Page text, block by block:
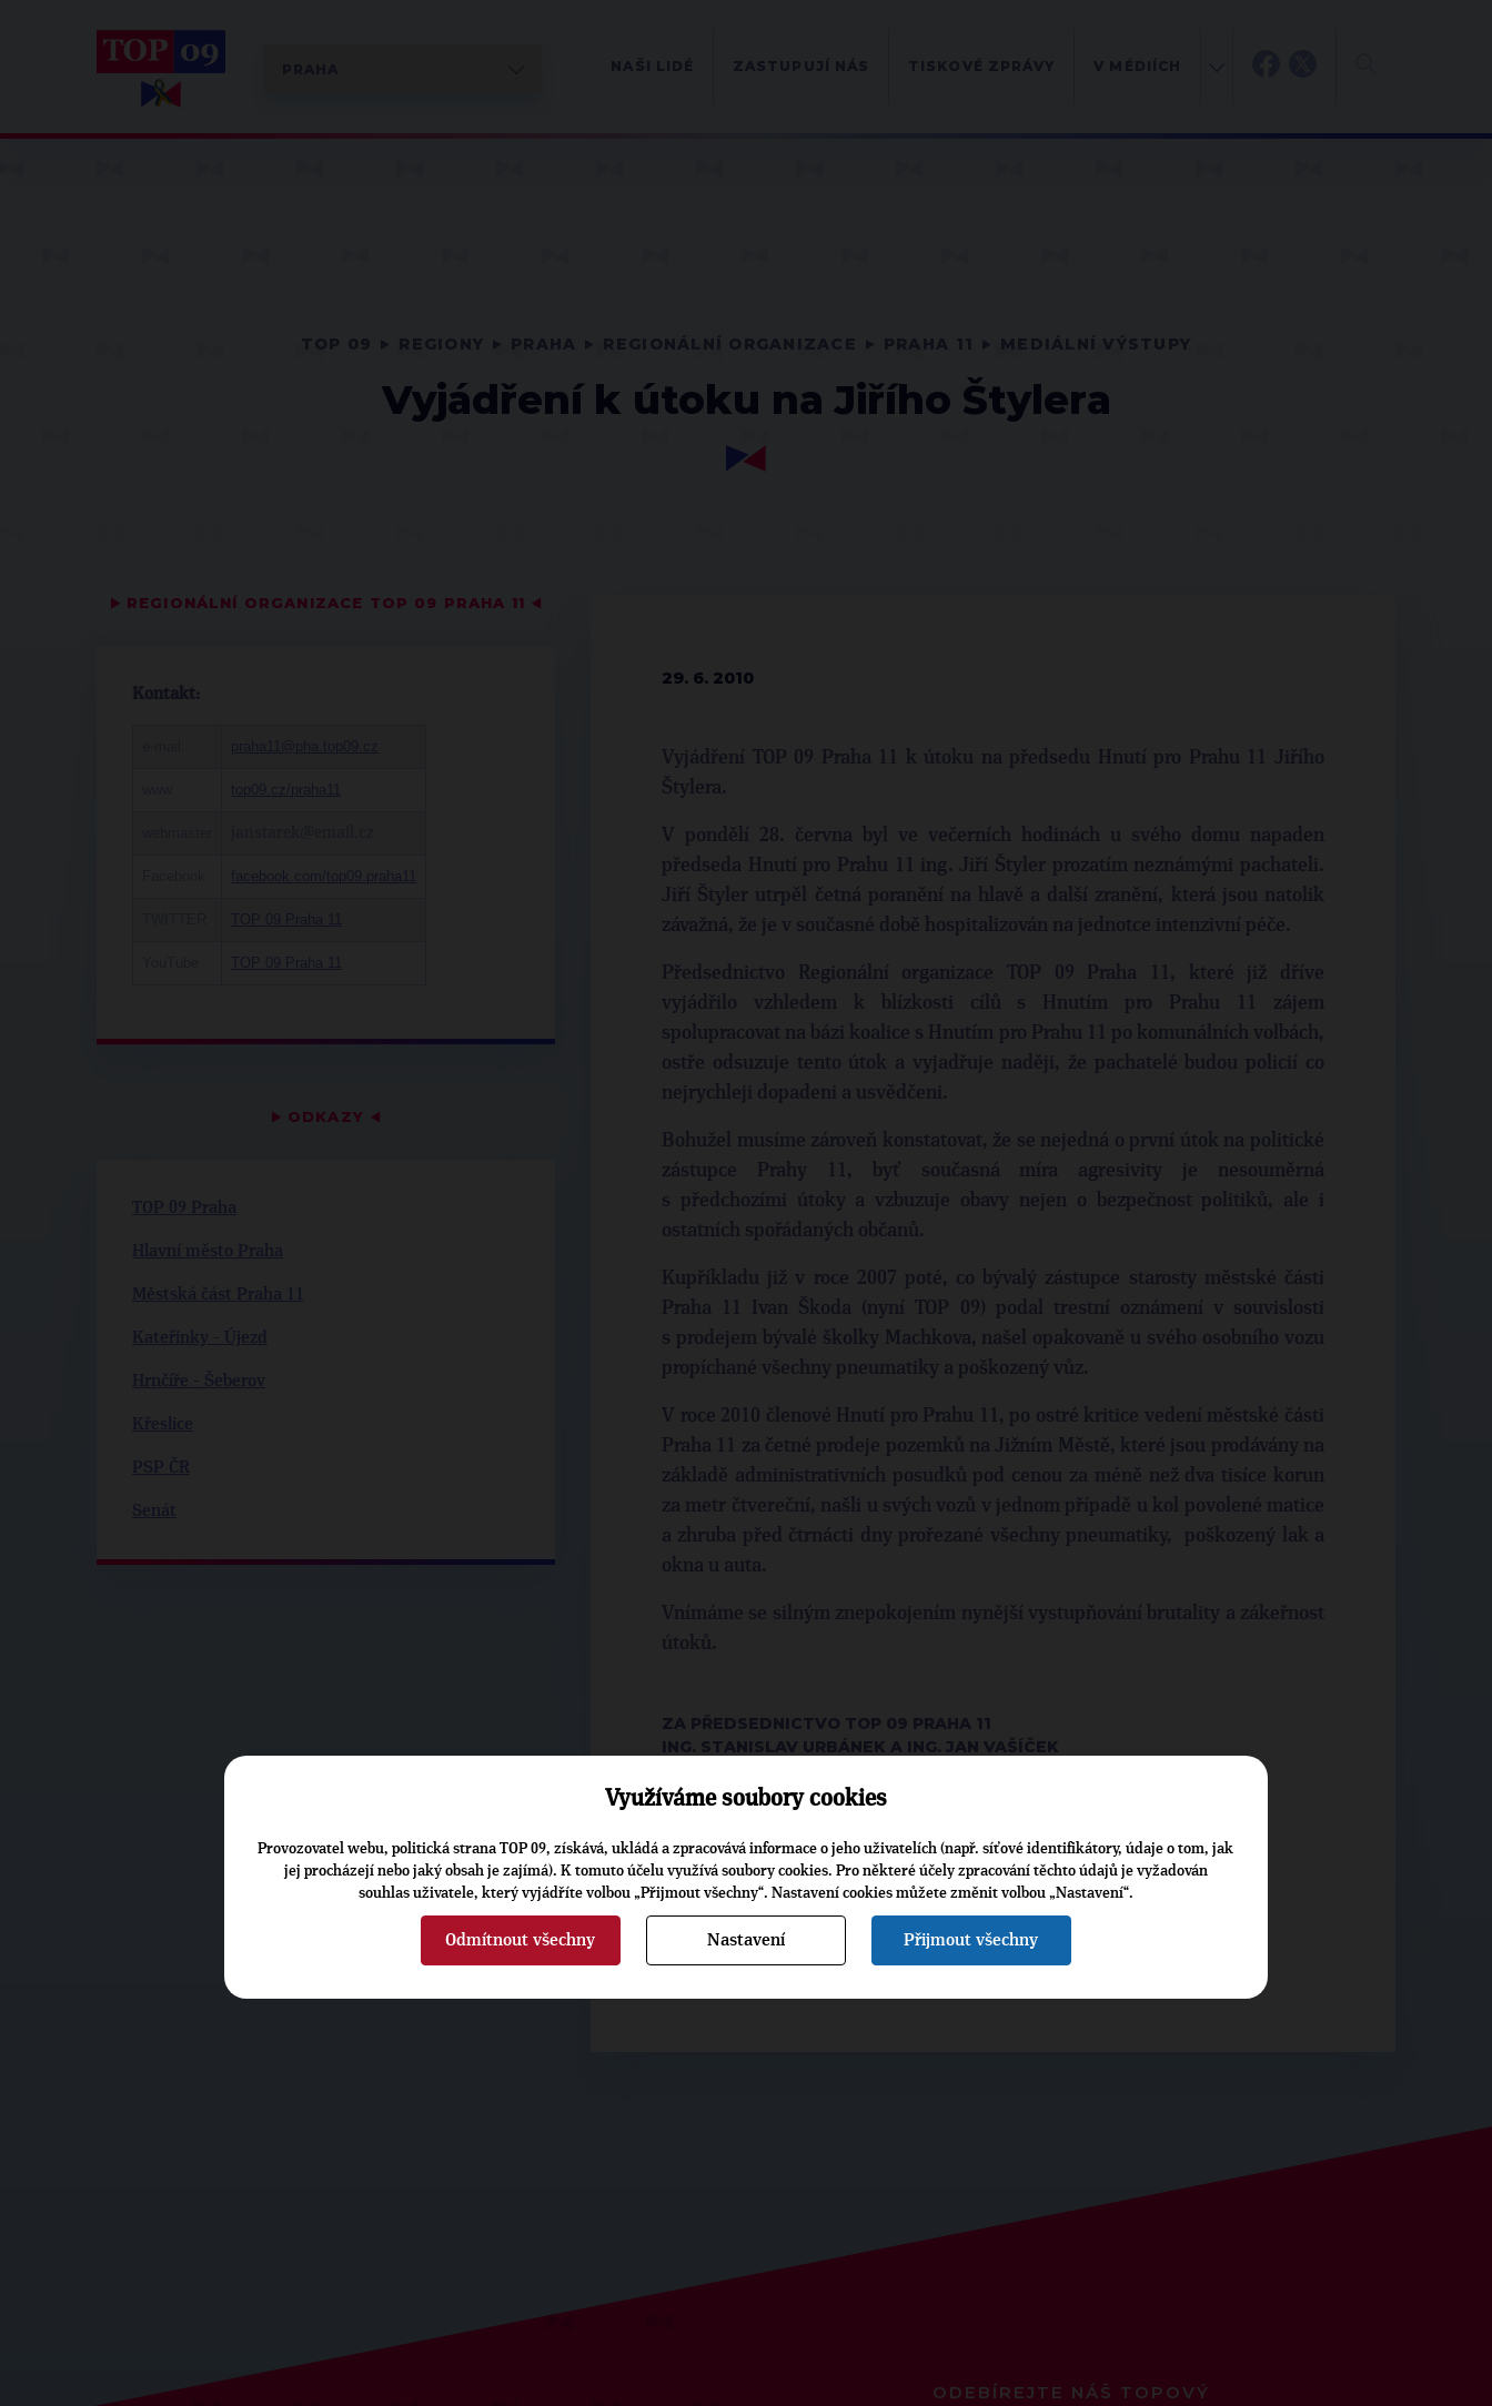
Vyjádření k útoku na Jiřího Štylera
▶ REGIONÁLNÍ ORGANIZACE TOP 09 PRAHA 11 ◀
Kontakt:
▶ ODKAZY ◀
29. 6. 2010
Vyjádření TOP 09 Praha 11 k útoku na předsedu Hnutí pro Prahu 11 Jiřího
Štylera.
V pondělí 28. června byl ve večerních hodinách u svého domu napaden
předseda Hnutí pro Prahu 11 ing. Jiří Štyler prozatím neznámými pachateli.
Jiří Štyler utrpěl četná poranění na hlavě a další zranění, která jsou natolik
závažná, že je v současné době hospitalizován na jednotce intenzivní péče.
Předsednictvo Regionální organizace TOP 09 Praha 11, které již dříve
vyjádřilo vzhledem k blízkosti cílů s Hnutím pro Prahu 11 zájem
spolupracovat na bázi koalice s Hnutím pro Prahu 11 po komunálních volbách,
ostře odsuzuje tento útok a vyjadřuje naději, že pachatelé budou policií co
nejrychleji dopadeni a usvědčeni.
Bohužel musíme zároveň konstatovat, že se nejedná o první útok na politické
zástupce Prahy 11, byť současná míra agresivity je nesouměrná
s předchozími útoky a vzbuzuje obavy nejen o bezpečnost politiků, ale i
ostatních spořádaných občanů.
Kupříkladu již v roce 2007 poté, co bývalý zástupce starosty městské části
Praha 11 Ivan Škoda (nyní TOP 09) podal trestní oznámení v souvislosti
s prodejem bývalé školky Machkova, našel opakovaně u svého osobního vozu
propíchané všechny pneumatiky a poškozený vůz.
V roce 2010 členové Hnutí pro Prahu 11, po ostré kritice vedení městské části
Praha 11 za četné prodeje pozemků na Jižním Městě, které jsou prodávány na
základě administrativních posudků pod cenou za méně než dva tisíce korun
za metr čtvereční, našli u svých vozů v jednom případě u kol povolené matice
a zhruba před čtrnácti dny prořezané všechny pneumatiky, poškozený lak a
okna u auta.
Vnímáme se silným znepokojením nynější vystupňování brutality a zákeřnost
útoků.
ZA PŘEDSEDNICTVO TOP 09 PRAHA 11
ING. STANISLAV URBÁNEK A ING. JAN VAŠÍČEK
Volby:2010 zastupitelstva obcí-Praha 11-1. Stanislav Urbánek
ODEBÍREJTE NÁŠ TOPOVÝ
Využíváme soubory cookies
Provozovatel webu, politická strana TOP 09, získává, ukládá a zpracovává informace o jeho uživatelích (např. síťové identifikátory, údaje o tom, jak
jej procházejí nebo jaký obsah je zajímá). K tomuto účelu využívá soubory cookies. Pro některé účely zpracování těchto údajů je vyžadován
souhlas uživatele, který vyjádříte volbou „Přijmout všechny“. Nastavení cookies můžete změnit volbou „Nastavení“.
Odmítnout všechny Nastavení Přijmout všechny